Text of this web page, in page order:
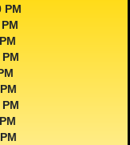
PM
PM
PM